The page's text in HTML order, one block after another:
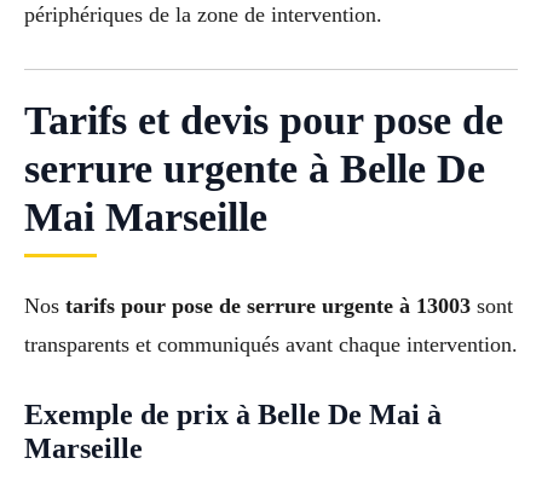
périphériques de la zone de intervention.
Tarifs et devis pour pose de
serrure urgente à Belle De
Mai Marseille
Nos tarifs pour pose de serrure urgente à 13003 sont
transparents et communiqués avant chaque intervention.
Exemple de prix à Belle De Mai à
Marseille